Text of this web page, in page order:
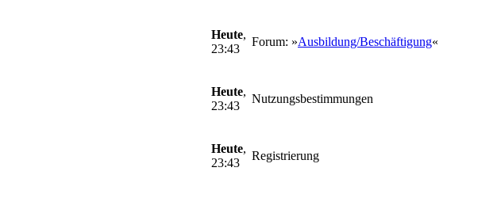
Heute,
23:43
Forum: »Ausbildung/Beschäftigung«
Heute,
23:43
Nutzungsbestimmungen
Heute,
23:43
Registrierung